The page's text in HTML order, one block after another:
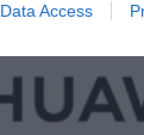
Data Access